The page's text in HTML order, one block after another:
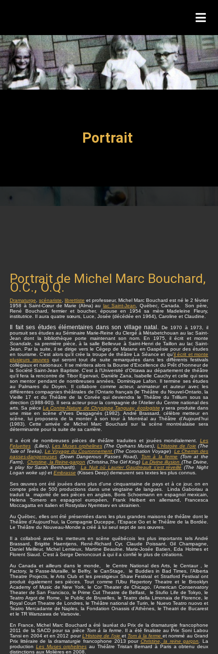
Portrait
Portrait de Michel Marc Bouchard,
O.C., O.Q.
Dramaturge scénariste librettiste et professeur, Michel Marc Bouchard est né le 2 février
1958 à Saint-Cœur de Marie (Alma) au lac Saint-Jean
, Québec, Canada. Son père,
René Bouchard, fermier et boucher, épouse en 1954 sa mère Madeleine Fleury,
institutrice. Il aura quatre sœurs, Luce, Josée (décédée en 1964), Caroline et Claudine.
Il fait ses études élémentaires dans son village natal.
De 1970 à 1973, il
poursuit ses études au Séminaire Marie-Reine du Clergé à Métabetchouan au lac Saint-
Jean dont la bibliothèque porte maintenant son nom. En 1975, il écrit et monte
Scandale , sa première pièce, à la salle Bellevue à Saint-Henri de Taillon au lac Saint-
Jean. Par la suite, il se dirige vers le Cégep de Matane en Gaspésie pour des études
en tourisme. C’est alors qu’il crée la troupe de théâtre La Séance et qu’il écrit et monte
plusieurs œuvres qui seront tout de suite remarquées dans les différents festivals
collégiaux et nationaux. Il se méritera alors la Bourse d’Excellence du Prêt d’honneur de
la Société Saint-Jean Baptiste. C’est à l’Université d’Ottawa au département de théâtre
qu’il fera la rencontre de Tibor Egervari, Danièle Zana, Isabelle Cauchy et celle qui sera
son mentor pendant de nombreuses années, Dominique Lafon. Il termine ses études
au Palmares du Doyen. Il collabore comme acteur, animateur et auteur avec les
différentes compagnies théâtrales de l’Ontario français (le Théâtre du Nouvel-Ontario, la
Vieille 17 et du Théâtre de la Corvée qui deviendra le Théâtre du Trillium sous sa
direction (1988-90)). Il sera acteur pour la compagnie de l’Atelier du Centre national des
arts. Sa pièce La Contre-Nature de Chrysippe Tanguay, écologiste y sera produite dans
une mise en scène d’Yves Desgagnés (1982). André Brassard, célèbre metteur en
scène, lui proposera de la monter à son tour à Montréal au Théâtre d’Aujourd’hui
(1983). Cette arrivée de Michel Marc Bouchard sur la scène montréalaise sera
déterminante pour la suite de sa carrière.
Il a écrit de nombreuses pièces de théâtre traduites et jouées mondialement. Les
Feluettes (Lilies) Les Muses orphelines (The Oprhans Muses) L'Histoire de l'oie (The
Tale of Teeka)
Le Voyage du Couronnement (The Coronation Voyage) Le Chemin des
passes-dangereuses (Down Dangerous Passes Road) Tom à la ferme
(Tom at the
Farm)
Christine , la Reine-garçon (Christina,The Girl King) La Divine illusion (The Divine,
a play for Sarah Bernhardt),
La Nuit où Laurier Gaudreault s’est réveillé (The Night
Logan woke up) et Embrasse (Kisses Deep) demeurent ses textes les plus connus.
Ses œuvres ont été jouées dans plus d’une cinquantaine de pays et à ce jour, on en
compte près de 500 productions dans une vingtaine de langues. Linda Gaboriau a
traduit la majorité de ses pièces en anglais, Boris Schoemann en espagnol mexicain,
Helena Tornero en espagnol européen, Frank Heibert en allemand, Francesca
Moccagatta en italien et Rostyslav Nyemtsev en ukrainien.
Au Québec, elles ont été présentées dans les plus grandes maisons de théâtre dont le
Théâtre d’Aujourd’hui, la Compagnie Duceppe, l’Espace Go et le Théâtre de la Bordée.
Le Théâtre du Nouveau-Monde a créé à lui seul sept de ses œuvres.
Il a collaboré avec les metteurs en scène québécois les plus importants tels André
Brassard, Brigitte Haentjens, René-Richard Cyr, Claude Poissant, Gil Champagne,
Daniel Meilleur, Michel Lemieux, Martine Beaulne. Marie-Josée Batien, Eda Holmes et
Florent Siaud. C'est à Serge Denoncourt à qui il a confié le plus de créations.
Au Canada et ailleurs dans le monde, le Centre National des Arts, le Centaur , le
Factory, le Passe-Muraille, le Belfry, le CanStage, le Buddies in Bad Times, l’Alberta
Theatre Projects, le Arts Club et les prestigieux Shaw Festival et Stratford Festival ont
produit également ses pièces. Tout comme l’Ubu Repertory Theatre et le Brooklyn
Academy of Music de New York, le Cor Theater de Chicago, l’American Conservatory
Theater de San Francisco, le Prime Cut Theatre de Belfast, le Stufio Life de Tokyo, le
Teatro Argot de Rome, le Public de Bruxelles, le Teatro della Limonaia de Florence, le
Royal Court Theatre de Londres, le Théâtre national de Turin, le Nuevo Teatro nuovo et
Teatro Mercadante de Naples, la Fondation Onassis d’Athènes, le Theatri de Bucarest
et le TR Warszawa de Varsovie.
En France, Michel Marc Bouchard a été lauréat du Prix de la dramaturgie francophone
2011 de la SACD pour sa pièce Tom à la ferme. Il a été finaliste au Prix Soni Labou
Tansi en 2004 et en 2012 pourL’Histoire de l’oie et Tom à la ferme et nommé au Grand
Prix littéraire de la dramaturgie francophone 2013 pour Christine, la reine garçon .La
production Les Muses orphelines au Théâtre Tristan Bernard à Paris a obtenu deux
distinctions aux Molières en 2008.